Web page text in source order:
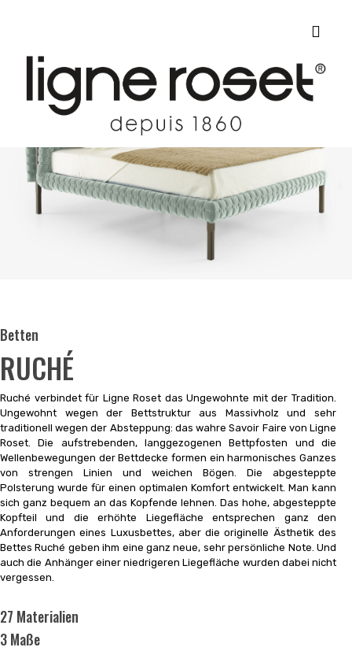
Betten
RUCHÉ
Ruché verbindet für Ligne Roset das Ungewohnte mit der Tradition.
Ungewohnt wegen der Bettstruktur aus Massivholz und sehr
traditionell wegen der Absteppung: das wahre Savoir Faire von Ligne
Roset. Die aufstrebenden, langgezogenen Bettpfosten und die
Wellenbewegungen der Bettdecke formen ein harmonisches Ganzes
von strengen Linien und weichen Bögen. Die abgesteppte
Polsterung wurde für einen optimalen Komfort entwickelt. Man kann
sich ganz bequem an das Kopfende lehnen. Das hohe, abgesteppte
Kopfteil und die erhöhte Liegefläche entsprechen ganz den
Anforderungen eines Luxusbettes, aber die originelle Ästhetik des
Bettes Ruché geben ihm eine ganz neue, sehr persönliche Note. Und
auch die Anhänger einer niedrigeren Liegefläche wurden dabei nicht
vergessen.
27 Materialien
3 Maße